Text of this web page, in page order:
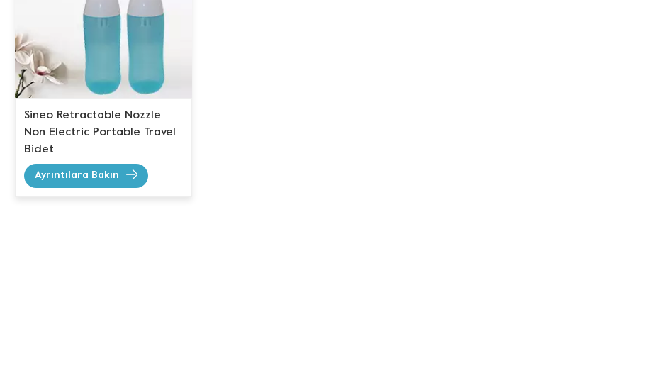
Sineo Retractable Nozzle
Non Electric Portable Travel
Bidet
Ayrıntılara Bakın